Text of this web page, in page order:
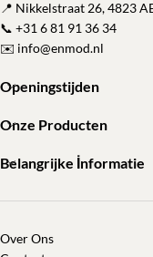
📍 Nikkelstraat 26, 4823
📞 +31 6 81 91 36 34
✉️ info@enmod.nl
Openingstijden
Onze Producten
Belangrijke İnformatie
Over Ons